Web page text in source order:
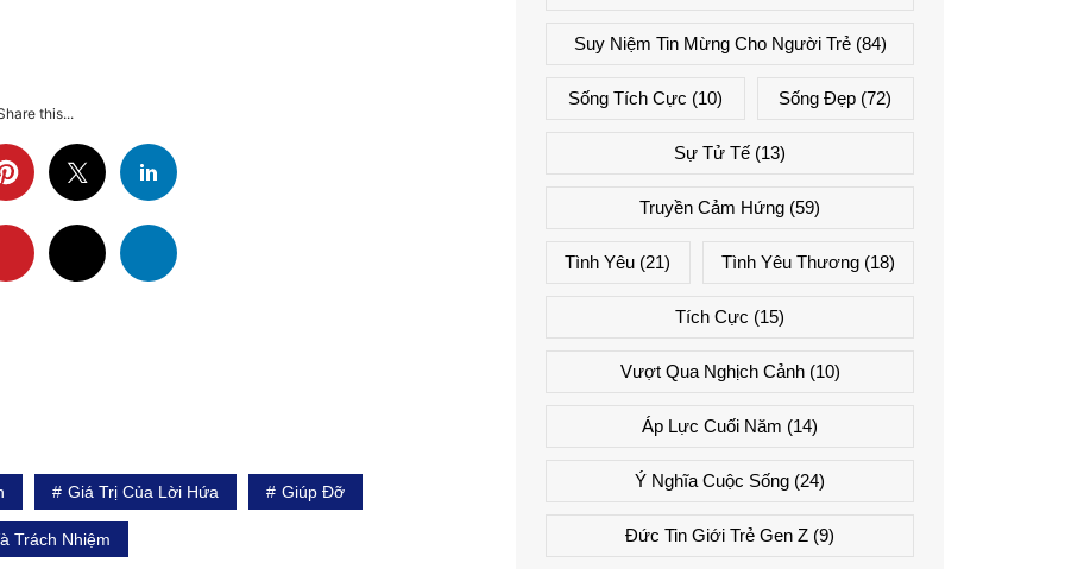
this...
Giá Trị Của Lời Hứa Giúp Đỡ
Trách Nhiệm
Suy Niệm Tin Mừng Cho Người Trẻ(84)
Sống Tích Cực (10) Sống Đẹp (72)
Sự Tử Tế (13)
Truyền Cảm Hứng (59)
Tình Yêu (21) Tình Yêu Thương(18)
Tích Cực (15)
Vượt Qua Nghịch Cảnh(10)
Áp Lực Cuối Năm (14)
Ý Nghĩa Cuộc Sống (24)
Đức Tin Giới Trẻ Gen Z (9)